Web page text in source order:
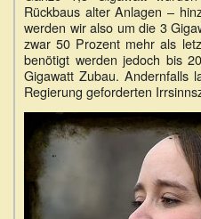
Rückbaus alter Anlagen –
werden wir also um die 3
zwar 50 Prozent mehr als
benötigt werden jedoch bis
Gigawatt Zubau. Andernfalls
Regierung geforderten